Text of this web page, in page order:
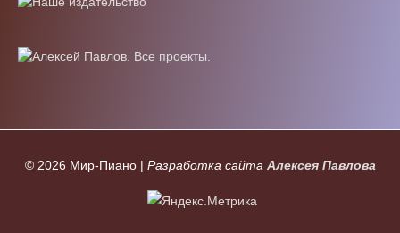
© 2026 Мир-Пиано| Разработка сайта Алексея Павлова